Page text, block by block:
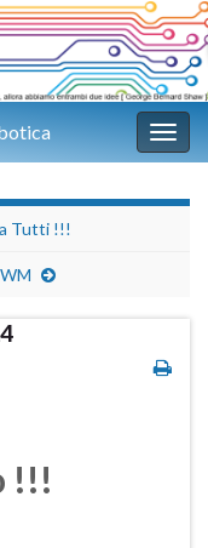
Tutti !!!
!!!